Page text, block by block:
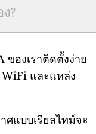
?
องเราติดตั้งง่าย
และแหล่ง
ศแบบเรียลไทม์จะ